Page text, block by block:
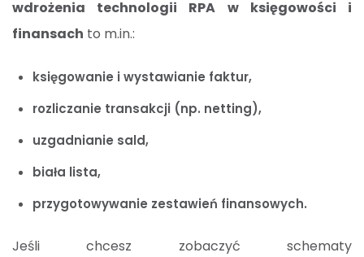
wdrożenia technologii RPA w księgowości i
finansach to m.in.:
księgowanie i wystawianie faktur,
rozliczanie transakcji (np. netting),
uzgadnianie sald,
biała lista,
przygotowywanie zestawień finansowych.
Jeśli chcesz zobaczyć schematy